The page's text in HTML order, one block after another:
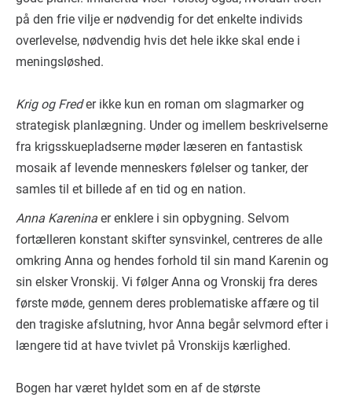
på den frie vilje er nødvendig for det enkelte individs
overlevelse, nødvendig hvis det hele ikke skal ende i
meningsløshed.
Krig og Freder ikke kun en roman om slagmarker og
strategisk planlægning. Under og imellem beskrivelserne
fra krigsskuepladserne møder læseren en fantastisk
mosaik af levende menneskers følelser og tanker, der
samles til et billede af en tid og en nation.
Anna Karenina er enklere i sin opbygning. Selvom
fortælleren konstant skifter synsvinkel, centreres de alle
omkring Anna og hendes forhold til sin mand Karenin og
sin elsker Vronskij. Vi følger Anna og Vronskij fra deres
første møde, gennem deres problematiske affære og til
den tragiske afslutning, hvor Anna begår selvmord efter i
længere tid at have tvivlet på Vronskijs kærlighed.
Bogen har været hyldet som en af de største